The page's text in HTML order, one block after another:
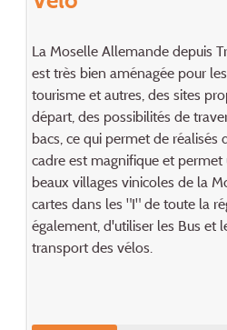
La Moselle Allemande depuis
est très bien aménagée pour
tourisme et autres, des sites
départ, des possibilités de
bacs, ce qui permet de réalisés
cadre est magnifique et
beaux villages vinicoles de la
cartes dans les "I" de toute la
également, d'utiliser les Bus et
transport des vélos.